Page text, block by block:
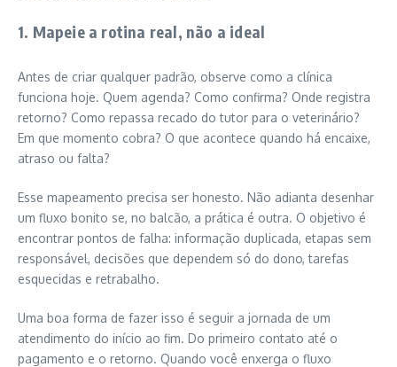
1. Mapeie a rotina real, não a ideal
Antes de criar qualquer padrão, observe como a clínica
funciona hoje. Quem agenda? Como confirma? Onde registra
retorno? Como repassa recado do tutor para o veterinário?
Em que momento cobra? O que acontece quando há encaixe,
atraso ou falta?
Esse mapeamento precisa ser honesto. Não adianta desenhar
um fluxo bonito se, no balcão, a prática é outra. O objetivo é
encontrar pontos de falha: informação duplicada, etapas sem
responsável, decisões que dependem só do dono, tarefas
esquecidas e retrabalho.
Uma boa forma de fazer isso é seguir a jornada de um
atendimento do início ao fim. Do primeiro contato até o
pagamento e o retorno. Quando você enxerga o fluxo